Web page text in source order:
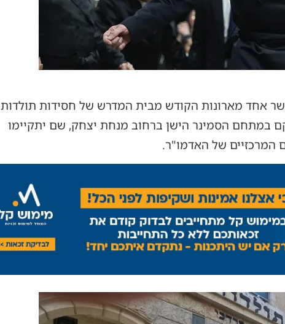
אחד מארונות הקודש מבית המדרש של חסידות תולדות
במתחם הסמינר הישן ברחוב מנחת יצחק, שם יתקיימו
המרכזיים של האדמו"ר.